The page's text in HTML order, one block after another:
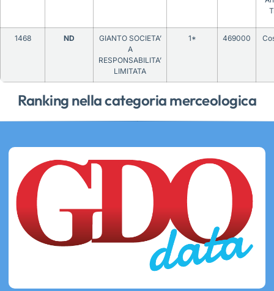
Ranking nella categoria merceologica
1468 ND
GIANTO SOCIETA’
A
RESPONSABILITA’
LIMITATA
1* 469000